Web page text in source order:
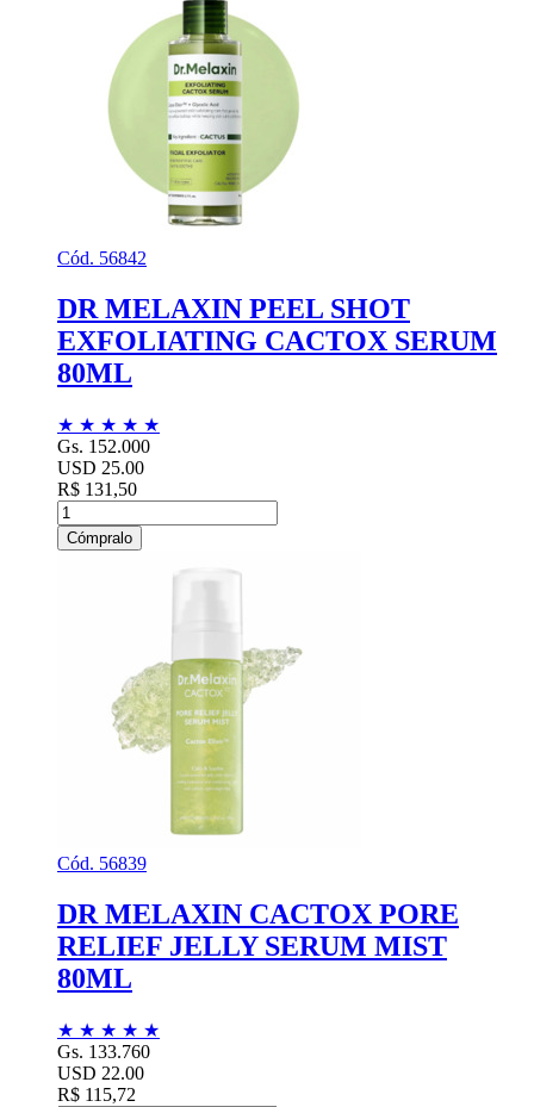
Cód. 56842
DR MELAXIN PEEL SHOT
EXFOLIATING CACTOX SERUM
80ML
★ ★ ★ ★ ★
Gs. 152.000
USD 25.00
R$ 131,50
Cómpralo
Cód. 56839
DR MELAXIN CACTOX PORE
RELIEF JELLY SERUM MIST
80ML
★ ★ ★ ★ ★
Gs. 133.760
USD 22.00
R$ 115,72